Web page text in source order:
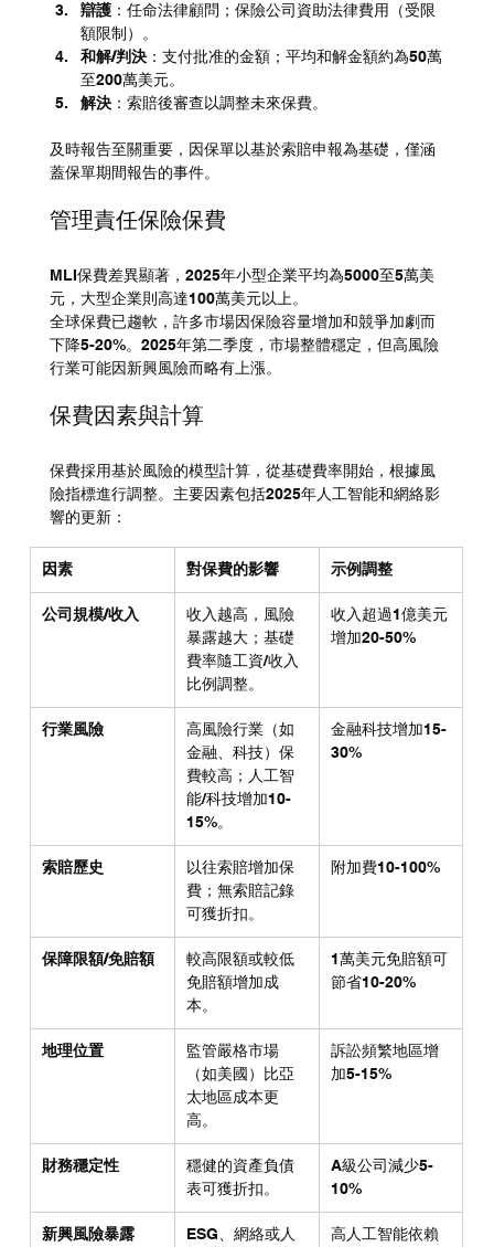
辯護：任命法律顧問；保險公司資助法律費用（受限
額限制）。
和解/判決：支付批准的金額；平均和解金額約為50萬
至200萬美元。
解決：索賠後審查以調整未來保費。
及時報告至關重要，因保單以基於索賠申報為基礎，僅涵
蓋保單期間報告的事件。
管理責任保險保費
MLI保費差異顯著，2025年小型企業平均為5000至5萬美
元，大型企業則高達100萬美元以上。
全球保費已趨軟，許多市場因保險容量增加和競爭加劇而
下降5-20%。2025年第二季度，市場整體穩定，但高風險
行業可能因新興風險而略有上漲。
保費因素與計算
保費採用基於風險的模型計算，從基礎費率開始，根據風
險指標進行調整。主要因素包括2025年人工智能和網絡影
響的更新：
因素 對保費的影響 示例調整
公司規模/收入
收入越高，風險
暴露越大；基礎
費率隨工資/收入
比例調整。
收入超過1億美元
增加20-50%
行業風險
高風險行業（如
金融、科技）保
費較高；人工智
能/科技增加10-
15%。
金融科技增加15-
30%
索賠歷史
以往索賠增加保
費；無索賠記錄
可獲折扣。
附加費10-100%
保障限額/免賠額
較高限額或較低
免賠額增加成
本。
1萬美元免賠額可
節省10-20%
地理位置
監管嚴格市場
（如美國）比亞
太地區成本更
高。
訴訟頻繁地區增
加5-15%
財務穩定性
穩健的資產負債
表可獲折扣。
A級公司減少5-
10%
新興風險暴露
ESG、網絡或人
高人工智能依賴